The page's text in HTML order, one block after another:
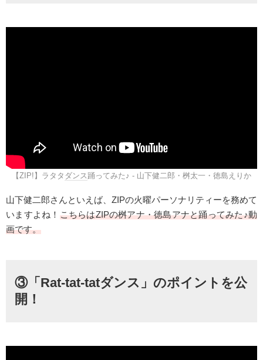
【ZIP!】ラタタ ダンス 踊ってみた♪ - 山下健二郎・桝太一・徳島えりか
山下健二郎さんといえば、ZIPの火曜パーソナリティーを務めて
いますよね！ こちらはZIPの桝アナ・徳島アナと踊ってみた♪動
画です。
③「Rat-tat-tatダンス」のポイントを公
開！